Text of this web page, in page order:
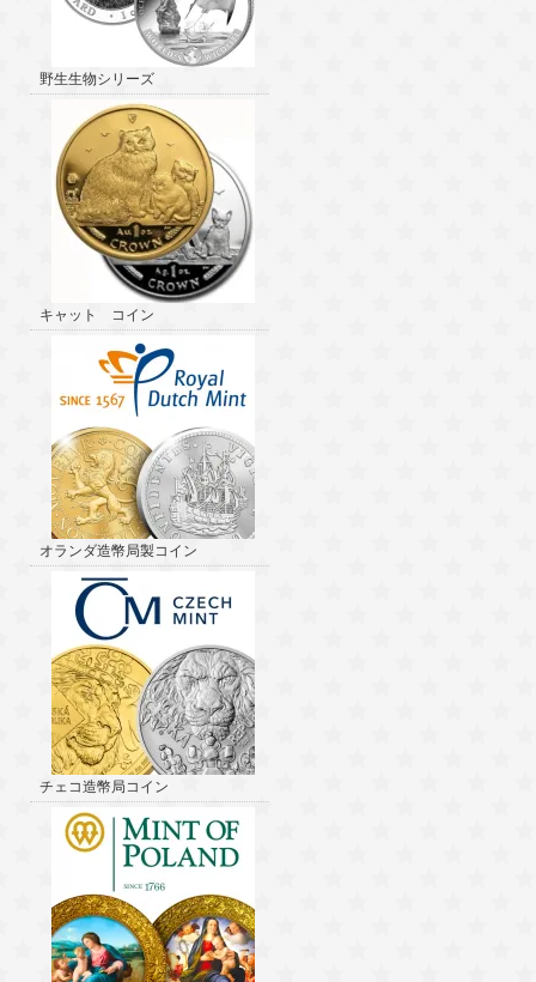
野生生物シリーズ
キャット コイン
オランダ造幣局製コイン
チェコ造幣局コイン